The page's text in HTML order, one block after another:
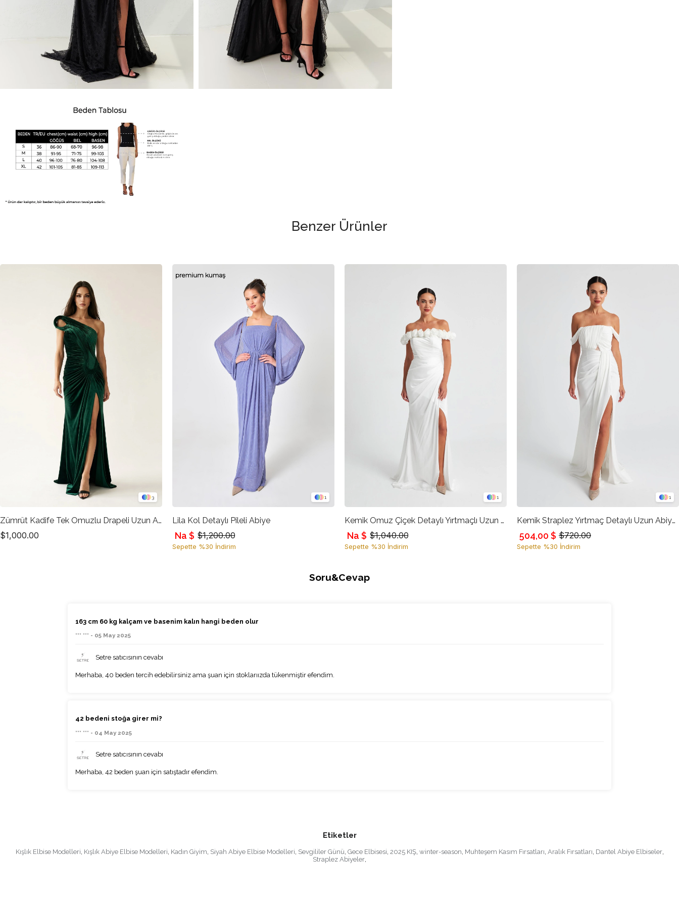
Benzer Ürünler
3
Zümrüt Kadife Tek Omuzlu Drapeli Uzun Abiye Elbise
$1,000.00
1
Lila Kol Detaylı Pileli Abiye
$1,200.00
Na $
Sepette %30 İndirim
1
Kemik Omuz Çiçek Detaylı Yırtmaçlı Uzun Abiye Elbise
$1,040.00
Na $
Sepette %30 İndirim
1
Kemik Straplez Yırtmaç Detaylı Uzun Abiye Elbise
$720.00
504,00 $
Sepette %30 İndirim
Soru&Cevap
163 cm 60 kg kalçam ve basenim kalın hangi beden olur
*** *** - 05 May 2025
Setre satıcısının cevabı
Merhaba, 40 beden tercih edebilirsiniz ama şuan için stoklarıızda tükenmiştir efendim.
42 bedeni stoğa girer mi?
*** *** - 04 May 2025
Setre satıcısının cevabı
Merhaba, 42 beden şuan için satıştadır efendim.
Etiketler
Kışlık Elbise Modelleri, Kışlık Abiye Elbise Modelleri, Kadın Giyim, Siyah Abiye Elbise Modelleri, Sevgililer Günü, Gece Elbisesi, 2025 KIŞ, winter-season, Muhteşem Kasım Fırsatları, Aralık Fırsatları, Dantel Abiye Elbiseler,
Straplez Abiyeler,